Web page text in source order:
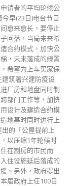
者的平均轮候公
(23日)电台节目
来愈长，要停止
落，当局未来希
约模式，加快公
未来落成的绿置
望为上车买家保
署兴建防疫设
房和地盘同时制
门工作等，加快
计及建造合约模
基时同时进行上
「公屋提前上
压缩1年轮候时
劏房的市民而
设施延后落成的
另外，政府提出
政府上任100日